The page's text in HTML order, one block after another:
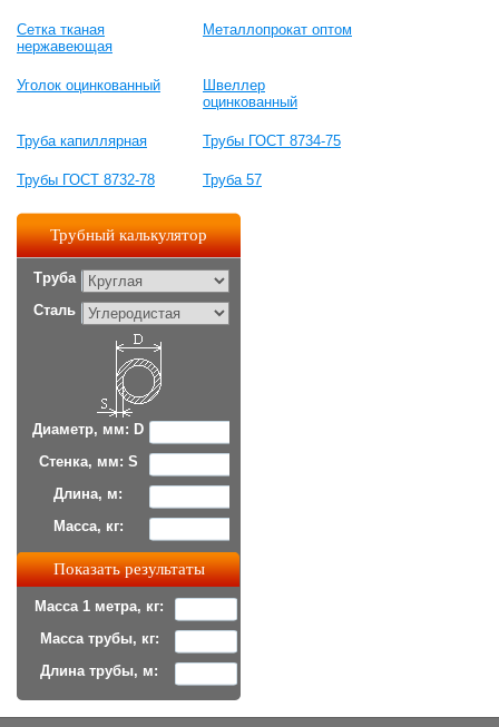
Сетка тканая
нержавеющая
Металлопрокат оптом
Уголок оцинкованный
Швеллер
оцинкованный
Труба капиллярная Трубы ГОСТ 8734-75
Трубы ГОСТ 8732-78 Труба 57
Трубный калькулятор
Труба
Сталь
Диаметр, мм: D
Стенка, мм: S
Длина, м:
Масса, кг:
Масса 1 метра, кг:
Масса трубы, кг:
Длина трубы, м: